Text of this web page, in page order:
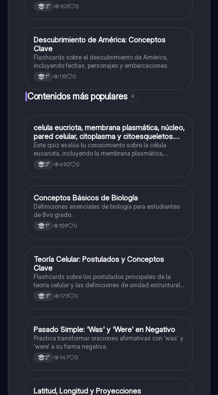
3° 103 0
DHistoria
Descubrimiento de América: Conceptos
Clave
Flashcards sobre el descubrimiento de América,
incluyendo fechas, personajes y embarcaciones.
1° 115 0
Contenidos más populares 9
CBiología
celula eucriota, membrana plasmática, núcleo,
pared celular, citoplasma y citoesqueletos.
nombre se las partes de la celula eucariota
Este quiz evalúa tu conocimiento sobre la célula
eucariota, incluyendo la membrana plasmática,
núcleo, pared celular, citoplasma y citoesqueleto.
2° 492 0
CBiología
Conceptos Básicos de Biología
Definiciones esenciales de biología para estudiantes
de 8vo grado.
1° 159 0
TBiología
Teoría Celular: Postulados y Conceptos
Clave
Flashcards sobre los postulados principales de la
teoría celular y las definiciones de unidad estructural
y funcional.
3° 173 0
PInglés
Pasado Simple: 'Was' y 'Were' en Negativo
Practica transformar oraciones afirmativas con 'was' y
'were' a su forma negativa.
2° 147 0
Geografía
Latitud, Longitud y Proyecciones